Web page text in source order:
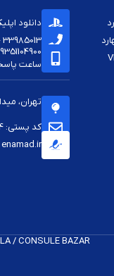
دانلود
33985013 - 33920285 - 33985411 - 33963414 - 33937701 - 009821
ساعت
تهران،
کد پستی: 1144813334
enamad.ir
/ CONSULE BAZAR